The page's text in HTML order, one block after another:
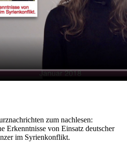
zum nachlesen:
Erkenntnisse von Einsatz deutscher
im Syrienkonflikt.